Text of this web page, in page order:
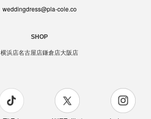
weddingdress@pla-cole.co
SHOP
横浜店名古屋店鎌倉店大阪店